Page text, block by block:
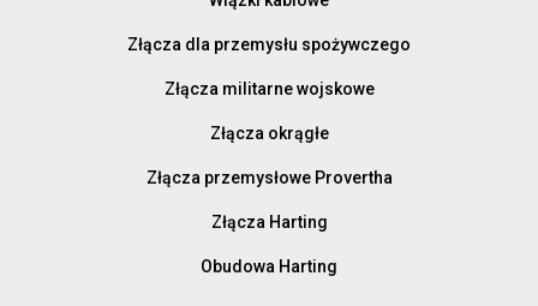
Złącza dla przemysłu spożywczego
Złącza militarne wojskowe
Złącza okrągłe
Złącza przemysłowe Provertha
Złącza Harting
Obudowa Harting